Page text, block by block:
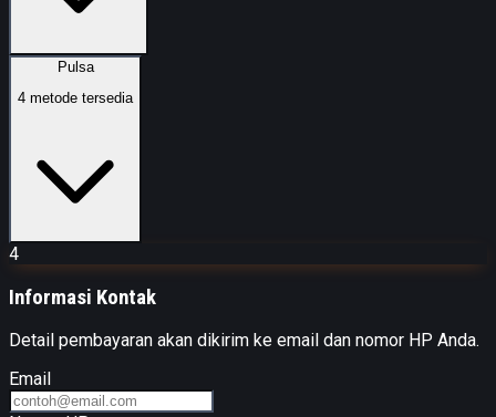
Pulsa
4 metode tersedia
4
Informasi Kontak
Detail pembayaran akan dikirim ke email dan nomor HP Anda.
Email